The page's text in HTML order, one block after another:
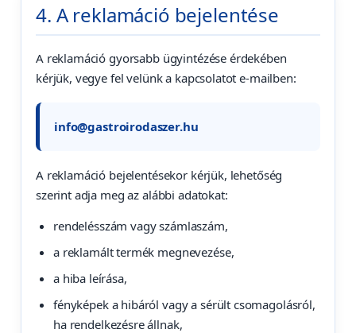
4. A reklamáció bejelentése
A reklamáció gyorsabb ügyintézése érdekében
kérjük, vegye fel velünk a kapcsolatot e-mailben:
info@gastroirodaszer.hu
A reklamáció bejelentésekor kérjük, lehetőség
szerint adja meg az alábbi adatokat:
rendelésszám vagy számlaszám,
a reklamált termék megnevezése,
a hiba leírása,
fényképek a hibáról vagy a sérült csomagolásról,
ha rendelkezésre állnak,